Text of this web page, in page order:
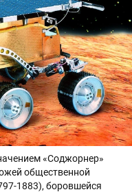
«Соджорнер»
общественной
1883), боровшейся